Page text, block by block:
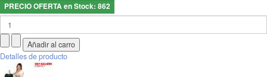
PRECIO OFERTA en Stock: 862
Detalles de producto